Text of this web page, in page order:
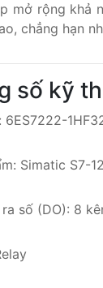
mở rộng khả
chẳng hạn
số kỹ
6ES7222-
Simatic S7-
số (DO): 8